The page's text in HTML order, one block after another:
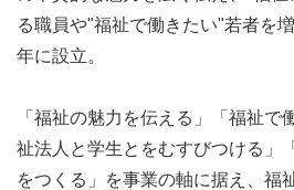
る職員や"福祉で働きたい"若者を
年に設立。
「福祉の魅力を伝える」「福祉で
祉法人と学生とをむすびつける」
をつくる」を事業の軸に据え、福